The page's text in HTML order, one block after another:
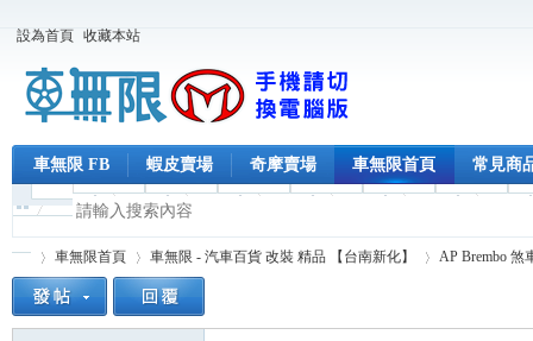
設為首頁 收藏本站
車無限 FB 蝦皮賣場 奇摩賣場 車無限首頁 常見商
車無限首頁 車無限 - 汽車百貨 改裝 精品 【台南新化】 AP Brembo 煞